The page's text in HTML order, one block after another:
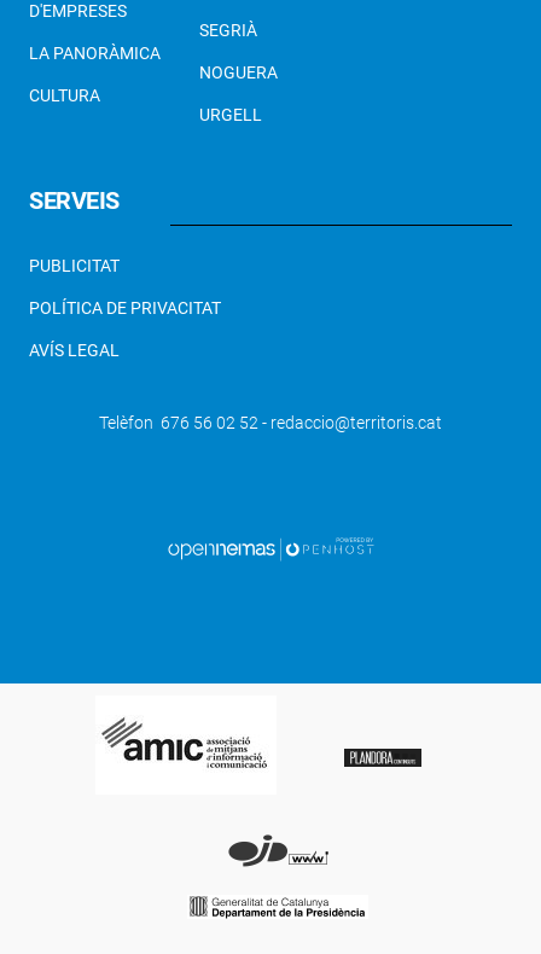
Lleida entrega bicicletes per promoure
la mobilitat sostenible
D'EMPRESES
LA PANORÀMICA
CULTURA
SEGRIÀ
NOGUERA
URGELL
SERVEIS
PUBLICITAT
POLÍTICA DE PRIVACITAT
AVÍS LEGAL
Telèfon 676 56 02 52 - redaccio@territoris.cat